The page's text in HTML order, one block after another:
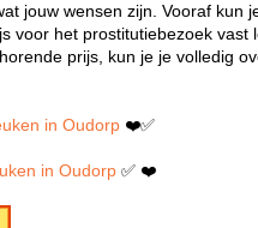
jouw wensen zijn. Vooraf kun
voor het prostitutiebezoek vast
prijs, kun je je volledig
in Oudorp ❤️✅
in Oudorp ✅ ❤️